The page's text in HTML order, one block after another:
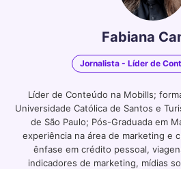
Fabiana
Jornalista - Líder de
Líder de Conteúdo na Mobills;
Universidade Católica de Santos e
de São Paulo; Pós-Graduada em
experiência na área de marketing e
ênfase em crédito pessoal,
indicadores de marketing, mídias